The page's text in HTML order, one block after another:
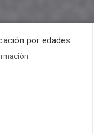
por edades